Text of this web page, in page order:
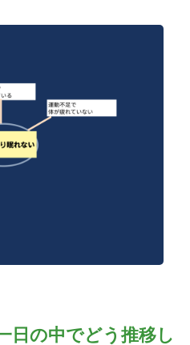
。
日の中でどう推移し